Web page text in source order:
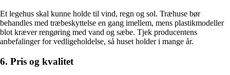
Et legehus skal kunne holde til vind, regn og sol. Træhuse bør
behandles med træbeskyttelse en gang imellem, mens plastikmodeller
blot kræver rengøring med vand og sæbe. Tjek producentens
anbefalinger for vedligeholdelse, så huset holder i mange år.
6. Pris og kvalitet